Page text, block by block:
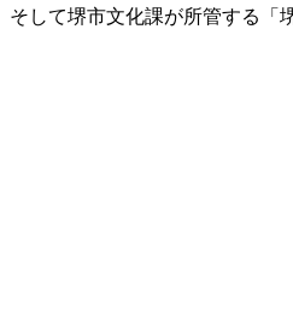
して堺市文化課が所管する「